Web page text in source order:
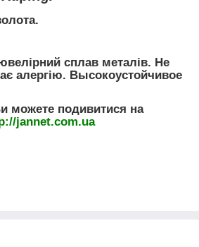
сплав металів. Не
алергію. Высокоустойчивое
можете подивитися на
jannet.com.ua